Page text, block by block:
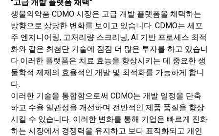
"고급 개발 플랫폼 채택"
생물의약품 CDMO 시장은 고급 개발 플랫폼을 채택하는
방향으로 상당한 변화를 보이고 있습니다. CDMO는 세포
주 엔지니어링, 고처리량 스크리닝, AI 기반 프로세스 최적
화와 같은 최첨단 기술에 점점 더 많은 투자를 하고 있습니
다.이러한 플랫폼은 치료 효능을 향상시키는 데 중요한 생
물학적 제제의 효율적인 개발 및 최적화를 가능하게 합니
다.
이러한 기술을 통합함으로써 CDMO는 개발 일정을 단축
하고 수율 일관성을 개선하며 전반적인 제품 품질을 향상
시킬 수 있습니다. 이러한 변화를 통해 기업은 빠르게 진화
하는 시장에서 경쟁력을 유지하고 보다 표적화되고 개인